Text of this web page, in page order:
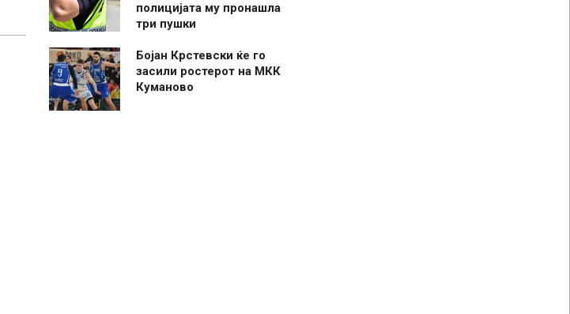
полицијата му пронашла
три пушки
Бојан Крстевски ќе го
засили ростерот на МКК
Куманово